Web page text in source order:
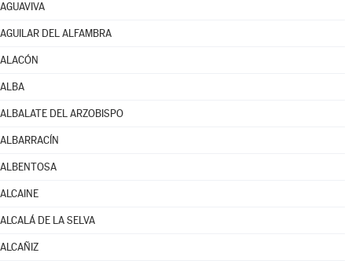
AGUAVIVA
AGUILAR DEL ALFAMBRA
ALACÓN
ALBA
ALBALATE DEL ARZOBISPO
ALBARRACÍN
ALBENTOSA
ALCAINE
ALCALÁ DE LA SELVA
ALCAÑIZ